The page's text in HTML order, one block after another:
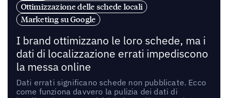
Ottimizzazione delle schede locali
Marketing su Google
I brand ottimizzano le loro schede, ma i
dati di localizzazione errati impediscono
la messa online
Dati errati significano schede non pubblicate. Ecco
come funziona davvero la pulizia dei dati di